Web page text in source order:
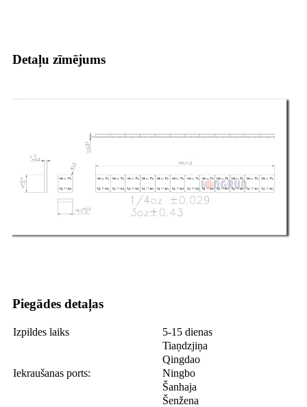
Detaļu zīmējums
Piegādes detaļas
Izpildes laiks 5-15 dienas
Iekraušanas ports:
Tiaņdzjiņa
Qingdao
Ningbo
Šanhaja
Šenžena